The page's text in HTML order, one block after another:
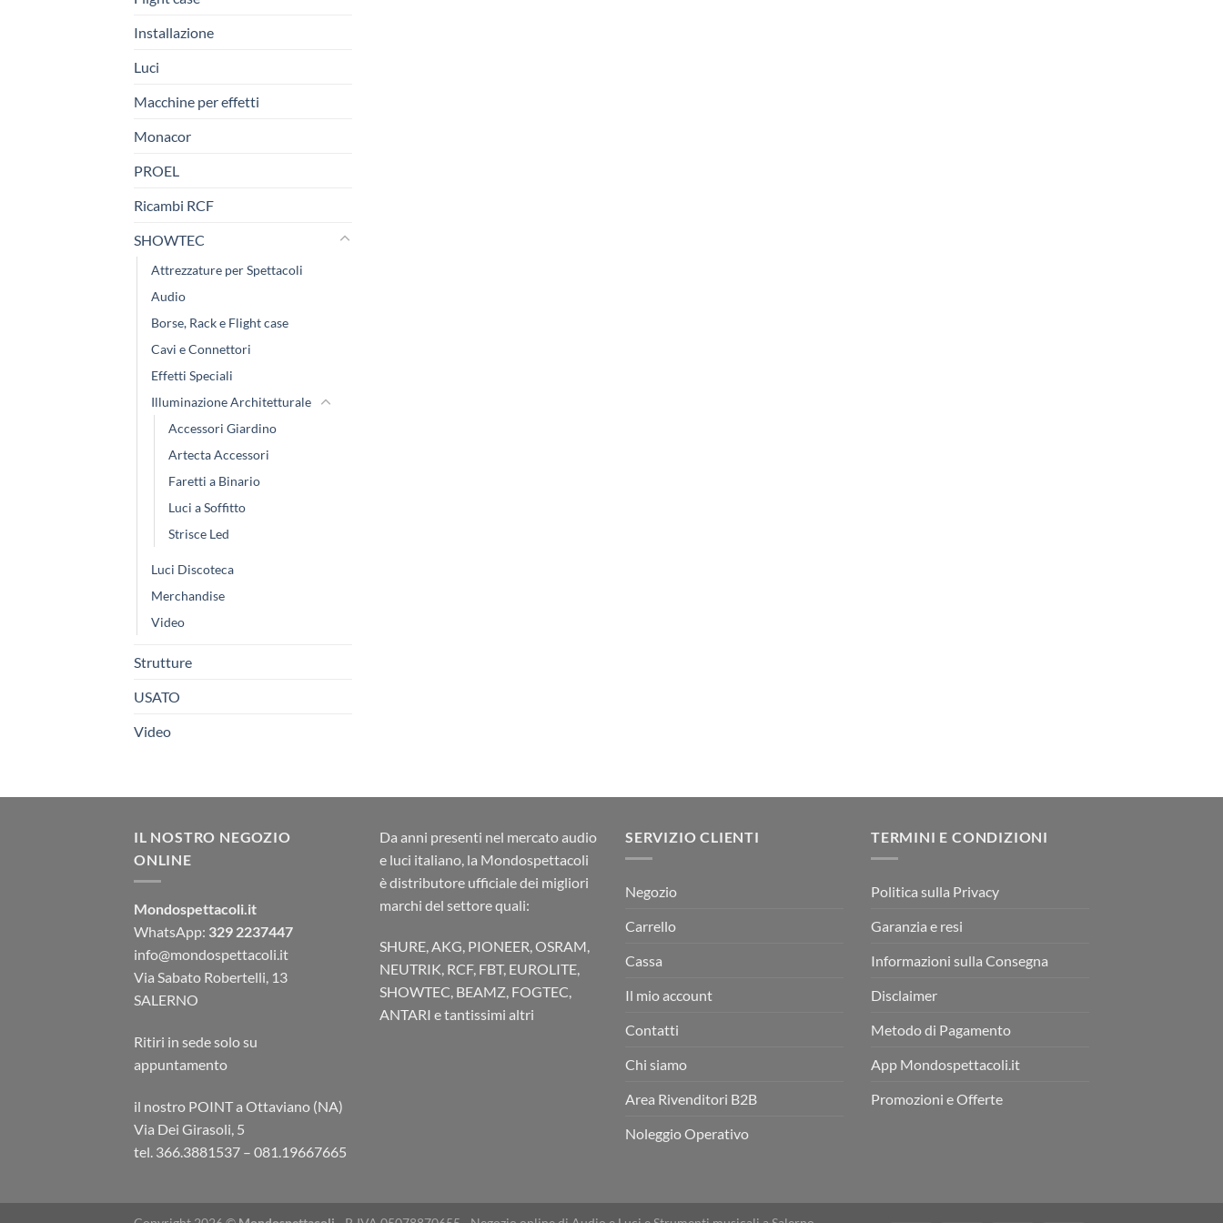
Installazione
Luci
Macchine per effetti
Monacor
PROEL
Ricambi RCF
SHOWTEC
Attrezzature per Spettacoli
Audio
Borse, Rack e Flight case
Cavi e Connettori
Effetti Speciali
Illuminazione Architetturale
Accessori Giardino
Artecta Accessori
Faretti a Binario
Luci a Soffitto
Strisce Led
Luci Discoteca
Merchandise
Video
Strutture
USATO
Video
IL NOSTRO NEGOZIO
ONLINE
Mondospettacoli.it
WhatsApp: 329 2237447
info@mondospettacoli.it
Via Sabato Robertelli, 13
SALERNO
Ritiri in sede solo su
appuntamento
il nostro POINT a Ottaviano (NA)
Via Dei Girasoli, 5
tel. 366.3881537 – 081.19667665
Da anni presenti nel mercato audio
e luci italiano, la Mondospettacoli
è distributore ufficiale dei migliori
marchi del settore quali:
SHURE, AKG, PIONEER, OSRAM,
NEUTRIK, RCF, FBT, EUROLITE,
SHOWTEC, BEAMZ, FOGTEC,
ANTARI e tantissimi altri
SERVIZIO CLIENTI
Negozio
Carrello
Cassa
Il mio account
Contatti
Chi siamo
Area Rivenditori B2B
Noleggio Operativo
TERMINI E CONDIZIONI
Politica sulla Privacy
Garanzia e resi
Informazioni sulla Consegna
Disclaimer
Metodo di Pagamento
App Mondospettacoli.it
Promozioni e Offerte